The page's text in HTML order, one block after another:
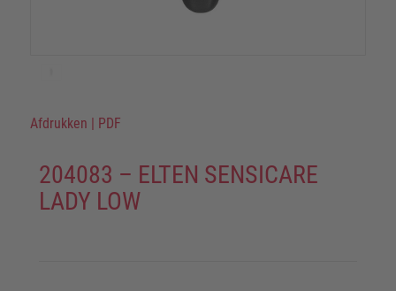
Afdrukken PDF
204083 – ELTEN SENSICARE
LADY LOW